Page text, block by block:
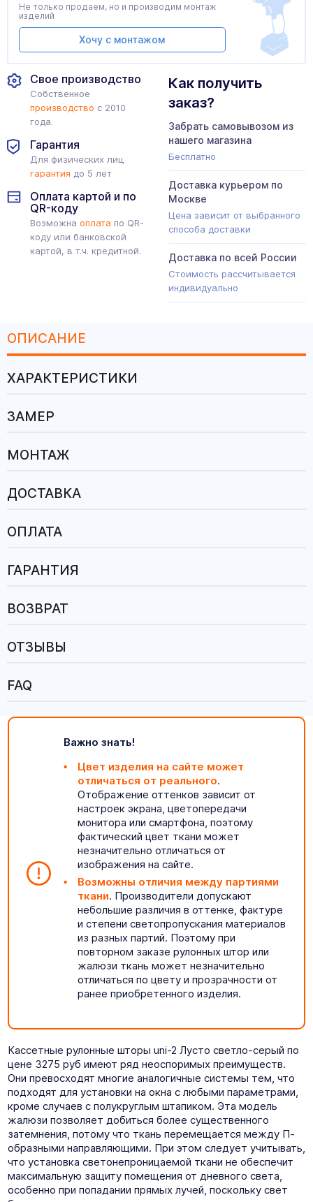
Свое производство
Собственное
производство с 2010
года.
Гарантия
Для физических лиц
гарантия до 5 лет
Оплата картой и по
QR-коду
Возможна оплата по QR-
коду или банковской
картой, в т.ч. кредитной.
Как получить
заказ?
Забрать самовывозом из
нашего магазина
Бесплатно
Доставка курьером по
Москве
Цена зависит от выбранного
способа доставки
Доставка по всей России
Стоимость рассчитывается
индивидуально
Не только продаем, но и производим монтаж
изделий
Хочу с монтажом
ОПИСАНИЕ
ХАРАКТЕРИСТИКИ
ЗАМЕР
МОНТАЖ
ДОСТАВКА
ОПЛАТА
ГАРАНТИЯ
ВОЗВРАТ
ОТЗЫВЫ
FAQ
Важно знать!
Цвет изделия на сайте может
отличаться от реального.
Отображение оттенков зависит от
настроек экрана, цветопередачи
монитора или смартфона, поэтому
фактический цвет ткани может
незначительно отличаться от
изображения на сайте.
Возможны отличия между партиями
ткани. Производители допускают
небольшие различия в оттенке, фактуре
и степени светопропускания материалов
из разных партий. Поэтому при
повторном заказе рулонных штор или
жалюзи ткань может незначительно
отличаться по цвету и прозрачности от
ранее приобретенного изделия.
Кассетные рулонные шторы uni-2 Лусто светло-серый по
цене 3275 руб имеют ряд неоспоримых преимуществ.
Они превосходят многие аналогичные системы тем, что
подходят для установки на окна с любыми параметрами,
кроме случаев с полукруглым штапиком. Эта модель
жалюзи позволяет добиться более существенного
затемнения, потому что ткань перемещается между П-
образными направляющими. При этом следует учитывать,
что установка светонепроницаемой ткани не обеспечит
максимальную защиту помещения от дневного света,
особенно при попадании прямых лучей, поскольку свет